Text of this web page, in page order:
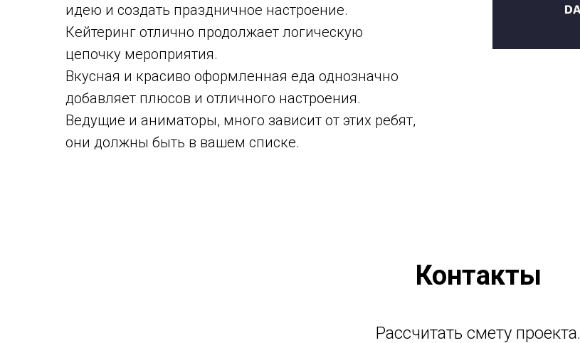
идею и создать праздничное настроение.
Кейтеринг отлично продолжает логическую
цепочку мероприятия.
Вкусная и красиво оформленная еда однозначно
добавляет плюсов и отличного настроения.
Ведущие и аниматоры, много зависит от этих ребят,
они должны быть в вашем списке.
Контакты
Рассчитать смету проекта.